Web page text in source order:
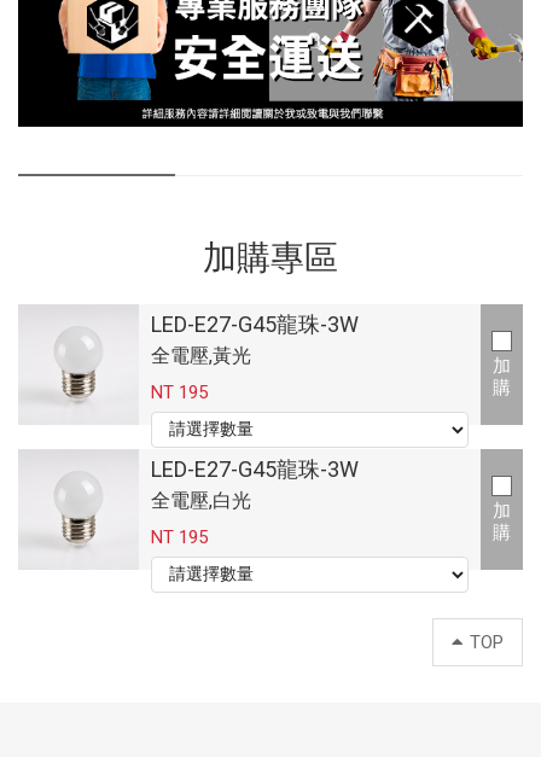
加購專區
LED-E27-G45龍珠-3W
全電壓,黃光
NT 195
加
購
LED-E27-G45龍珠-3W
全電壓,白光
NT 195
加
購
TOP